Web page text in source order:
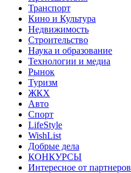
Транспорт
Кино и Культура
Недвижимость
Строительство
Наука и образование
Технологии и медиа
Рынок
Туризм
ЖКХ
Авто
Спорт
LifeStyle
WishList
Добрые дела
КОНКУРСЫ
Интересное от партнеров